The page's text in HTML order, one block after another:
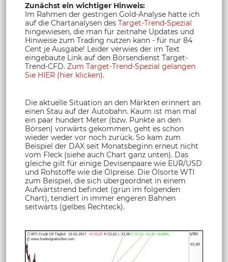
Zunächst ein wichtiger Hinweis:
Im Rahmen der gestrigen Gold-Analyse hatte ich
auf die Chartanalysen des Target-Trend-Spezial
hingewiesen, die man für zeitnahe Updates und
Hinweise zum Trading nutzen kann - für nur 84
Cent je Ausgabe! Leider verwies der im Text
eingebaute Link auf den Börsendienst Target-
Trend-CFD. Zum Target-Trend-Spezial gelangen
Sie HIER (hier klicken).
Die aktuelle Situation an den Märkten erinnert an
einen Stau auf der Autobahn. Kaum ist man mal
ein paar hundert Meter (bzw. Punkte an den
Börsen) vorwärts gekommen, geht es schon
wieder weder vor noch zurück. So kam zum
Beispiel der DAX seit Monatsbeginn erneut nicht
vom Fleck (siehe auch Chart ganz unten). Das
gleiche gilt für einige Devisenpaare wie EUR/USD
und Rohstoffe wie die Ölpreise. Die Ölsorte WTI
zum Beispiel, die sich übergeordnet in einem
Aufwärtstrend befindet (grün im folgenden
Chart), tendiert in immer engeren Bahnen
seitwärts (gelbes Rechteck).